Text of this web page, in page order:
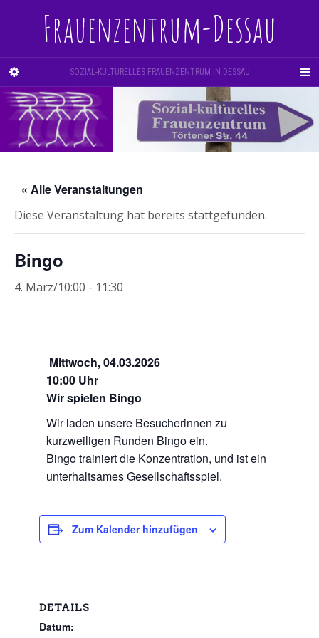
Frauenzentrum-Dessau
SOZIAL-KULTURELLES FRAUENZENTRUM IN DESSAU
« Alle Veranstaltungen
Diese Veranstaltung hat bereits stattgefunden.
Bingo
4. März/10:00 - 11:30
Mittwoch,04.03.2026
10:00 Uhr
Wir spielen Bingo
Wir laden unsere Besucherinnen zu
kurzweiligen Runden Bingo ein.
Bingo trainiert die Konzentration, und ist ein
unterhaltsames Gesellschaftsspiel.
Zum Kalender hinzufügen
DETAILS
Datum: